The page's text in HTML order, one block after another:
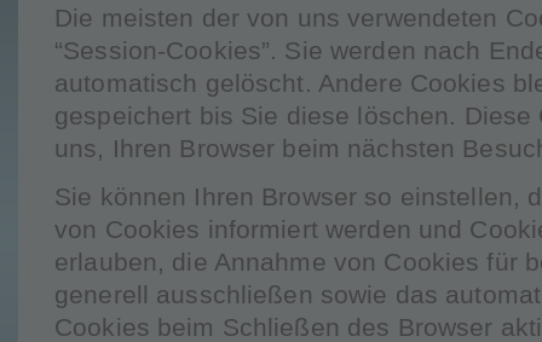
Die meisten der von uns verwendeten
“Session-Cookies”. Sie werden nach
automatisch gelöscht. Andere Cookies
gespeichert bis Sie diese löschen.
uns, Ihren Browser beim nächsten
Sie können Ihren Browser so einstellen,
von Cookies informiert werden und
erlauben, die Annahme von Cookies für
generell ausschließen sowie das
Cookies beim Schließen des Browser